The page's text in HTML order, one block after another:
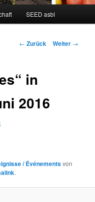
SEED asbl
Beitrags-
← Zurück Weiter →
in
2016
/ Événementsvon
.